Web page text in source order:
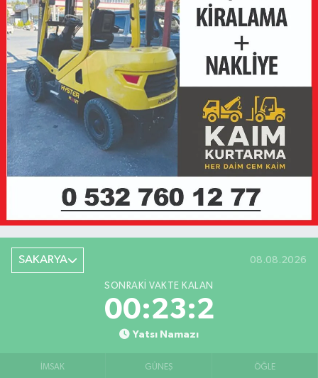
SAKARYA 08.08.2026
SONRAKI VAKTE KALAN
00:23:2
Yatsı Namazı
İMSAK GÜNEŞ ÖĞLE